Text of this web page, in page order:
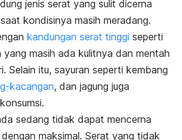
jenis serat yang sulit dicerna
kondisinya masih meradang.
kandungan serat tinggi seperti
yang masih ada kulitnya dan mentah
Selain itu, sayuran seperti kembang
kacangan, dan jagung juga
sedang tidak dapat mencerna
maksimal. Serat yang tidak